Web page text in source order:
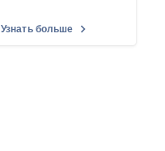
Узнать больше